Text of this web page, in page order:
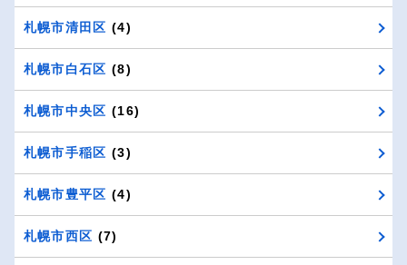
札幌市清田区 (4)
札幌市白石区 (8)
札幌市中央区 (16)
札幌市手稲区 (3)
札幌市豊平区 (4)
札幌市西区 (7)